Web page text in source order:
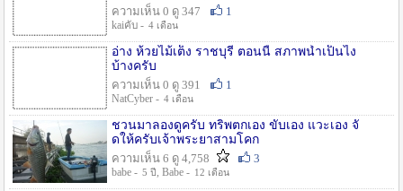
ความเห็น 0 ดู 347
1
kaiคับ - 4 เดือน
อ่าง ห้วยไม้เต็ง ราชบุรี ตอนนี้ สภาพน้ำเป็นไง
บ้างครับ
ความเห็น 0 ดู 391
1
NatCyber - 4 เดือน
ชวนมาลองดูครับ ทริพตกเอง ขับเอง แวะเอง จั
ดให้ครับเจ้าพระยาสามโคก
ความเห็น 6 ดู 4,758
3
babe - 5 ปี , Babe - 12 เดือน